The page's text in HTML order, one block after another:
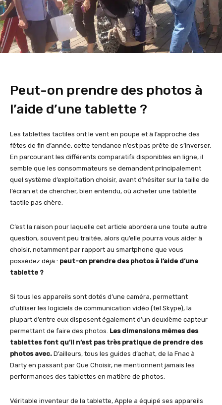
Peut-on prendre des photos à
l’aide d’une tablette ?
Les tablettes tactiles ont le vent en poupe et à l’approche des
fêtes de fin d’année, cette tendance n’est pas prête de s’inverser.
En parcourant les différents comparatifs disponibles en ligne, il
semble que les consommateurs se demandent principalement
quel système d’exploitation choisir, avant d’hésiter sur la taille de
l’écran et de chercher, bien entendu, où acheter une tablette
tactile pas chère.
C’est la raison pour laquelle cet article abordera une toute autre
question, souvent peu traitée, alors qu’elle pourra vous aider à
choisir, notamment par rapport au smartphone que vous
possédez déjà : peut-on prendre des photos à l’aide d’une
tablette ?
Si tous les appareils sont dotés d’une caméra, permettant
d’utiliser les logiciels de communication vidéo (tel Skype), la
plupart d’entre eux disposent également d’un deuxième capteur
permettant de faire des photos. Les dimensions mêmes des
tablettes font qu’il n’est pas très pratique de prendre des
photos avec. D’ailleurs, tous les guides d’achat, de la Fnac à
Darty en passant par Que Choisir, ne mentionnent jamais les
performances des tablettes en matière de photos.
Véritable inventeur de la tablette, Apple a équipé ses appareils